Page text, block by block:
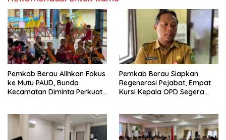
Pemkab Berau Alihkan Fokus
ke Mutu PAUD, Bunda
Kecamatan Diminta Perkuat
Pemkab Berau Siapkan
Regenerasi Pejabat, Empat
Kursi Kepala OPD Segera